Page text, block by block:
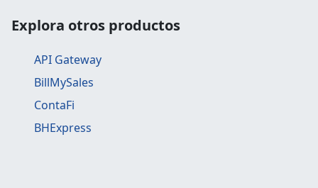
Explora otros productos
API Gateway
BillMySales
ContaFi
BHExpress